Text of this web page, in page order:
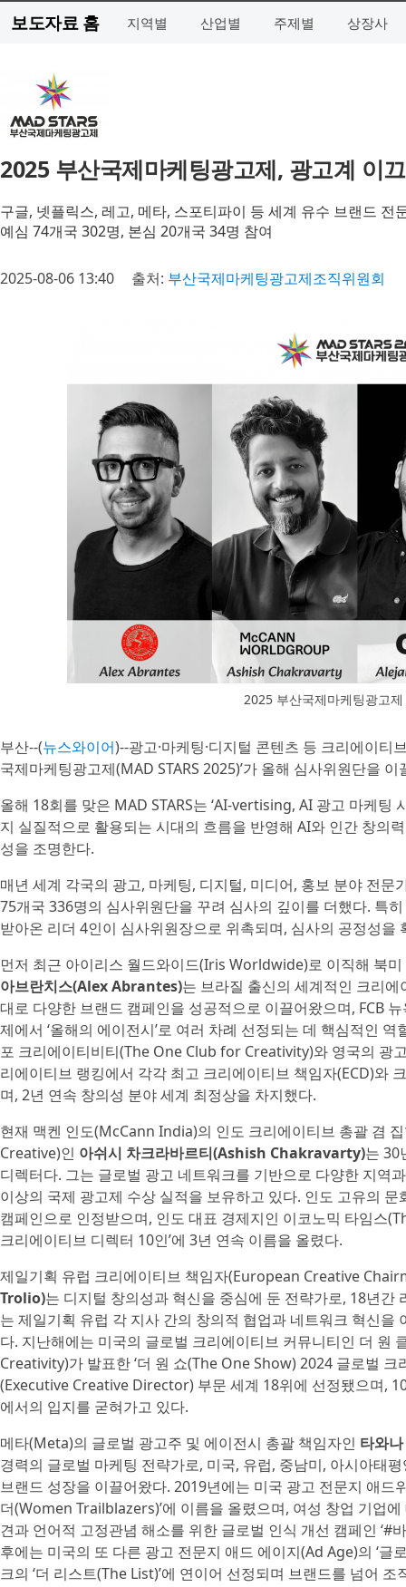
보도자료 홈 지역별 산업별 주제별 상장사
2025 부산국제마케팅광고제, 광고계 이
구글, 넷플릭스, 레고, 메타, 스포티파이 등 세계 유수 브랜드 전
예심 74개국 302명, 본심 20개국 34명 참여
2025-08-06 13:40 출처: 부산국제마케팅광고제조직위원회
2025 부산국제마케팅광고
부산--(뉴스와이어)--광고·마케팅·디지털 콘텐츠 등 크리에이티
국제마케팅광고제(MAD STARS 2025)’가 올해 심사위원단을
올해 18회를 맞은 MAD STARS는 ‘AI-vertising, AI 광고 마케팅
지 실질적으로 활용되는 시대의 흐름을 반영해 AI와 인간 창의
성을 조명한다.
매년 세계 각국의 광고, 마케팅, 디지털, 미디어, 홍보 분야 전문
75개국 336명의 심사위원단을 꾸려 심사의 깊이를 더했다. 특
받아온 리더 4인이 심사위원장으로 위촉되며, 심사의 공정성
먼저 최근 아이리스 월드와이드(Iris Worldwide)로 이직해 북
아브란치스(Alex Abrantes)는 브라질 출신의 세계적인 크리
대로 다양한 브랜드 캠페인을 성공적으로 이끌어왔으며, FCB
제에서 ‘올해의 에이전시’로 여러 차례 선정되는 데 핵심적인
포 크리에이티비티(The One Club for Creativity)와 영국의 광
리에이티브 랭킹에서 각각 최고 크리에이티브 책임자(ECD)와
며, 2년 연속 창의성 분야 세계 최정상을 차지했다.
현재 맥켄 인도(McCann India)의 인도 크리에이티브 총괄 겸
Creative)인 아쉬시 차크라바르티(Ashish Chakravarty)는 30
디렉터다. 그는 글로벌 광고 네트워크를 기반으로 다양한 지역
이상의 국제 광고제 수상 실적을 보유하고 있다. 인도 고유의
캠페인으로 인정받으며, 인도 대표 경제지인 이코노믹 타임스
크리에이티브 디렉터 10인’에 3년 연속 이름을 올렸다.
제일기획 유럽 크리에이티브 책임자(European Creative
Trolio)는 디지털 창의성과 혁신을 중심에 둔 전략가로, 18년
는 제일기획 유럽 각 지사 간의 창의적 협업과 네트워크 혁신
다. 지난해에는 미국의 글로벌 크리에이티브 커뮤니티인 더 원
Creativity)가 발표한 ‘더 원 쇼(The One Show) 2024 글로벌 크
(Executive Creative Director) 부문 세계 18위에 선정됐으며,
에서의 입지를 굳혀가고 있다.
메타(Meta)의 글로벌 광고주 및 에이전시 총괄 책임자인 타와
경력의 글로벌 마케팅 전략가로, 미국, 유럽, 중남미, 아시아태
브랜드 성장을 이끌어왔다. 2019년에는 미국 광고 전문지 애드
더(Women Trailblazers)’에 이름을 올렸으며, 여성 창업 기업
견과 언어적 고정관념 해소를 위한 글로벌 인식 개선 캠페인 ‘#
후에는 미국의 또 다른 광고 전문지 애드 에이지(Ad Age)의 ‘
크의 ‘더 리스트(The List)’에 연이어 선정되며 브랜드를 넘어